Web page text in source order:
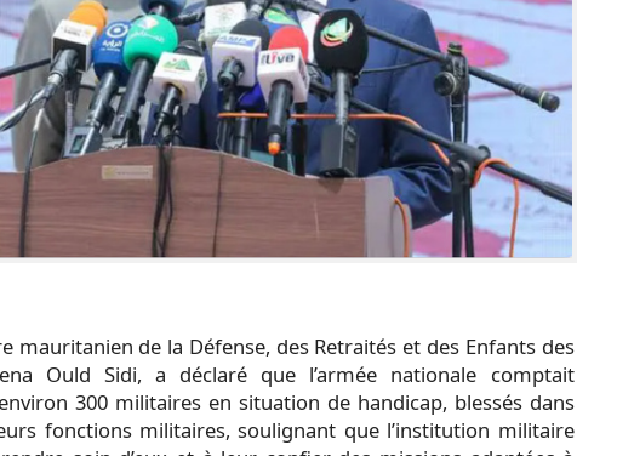
mauritanien de la Défense, des Retraités et des Enfants des
Ould Sidi, a déclaré que l’armée nationale comptait
300 militaires en situation de handicap, blessés dans
fonctions militaires, soulignant que l’institution militaire